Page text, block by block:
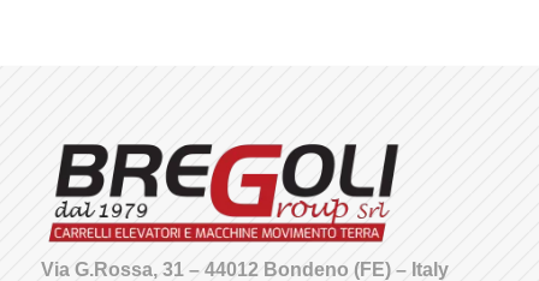
Via G.Rossa, 31 – 44012 Bondeno (FE) – Italy